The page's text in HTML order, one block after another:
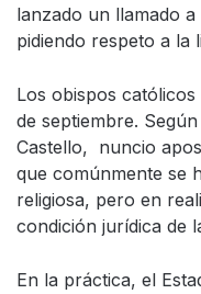
lanzado un llamado
pidiendo respeto a la
Los obispos
de septiembre.
Castello, nuncio
que comúnmente se
religiosa, pero en
condición jurídica de
En la práctica, el